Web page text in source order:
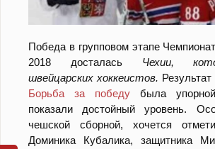
Победа в групповом этапе
2018 досталась Чехии,
швейцарских хоккеистов.
Борьба за победу была
показали достойный уровень.
чешской сборной, хочется
Доминика Кубалика, защитника